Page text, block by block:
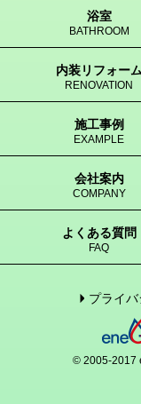
浴室
BATHROOM
内装リフォーム
RENOVATION
施工事例
EXAMPLE
会社案内
COMPANY
よくある質問
FAQ
プライ
© 2005-2017